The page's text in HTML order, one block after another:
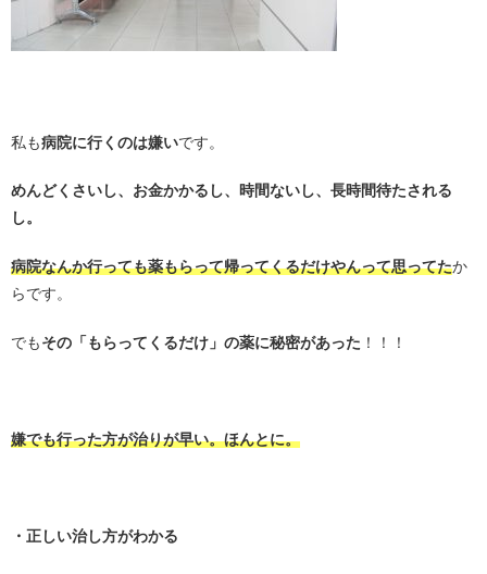
私も病院に行くのは嫌いです。
めんどくさいし、お金かかるし、時間ないし、長時間待たされる
し。
病院なんか行っても薬もらって帰ってくるだけやんって思ってたか
らです。
でもその「もらってくるだけ」の薬に秘密があった ！！！
嫌でも行った方が治りが早い。ほんとに。
・正しい治し方がわかる